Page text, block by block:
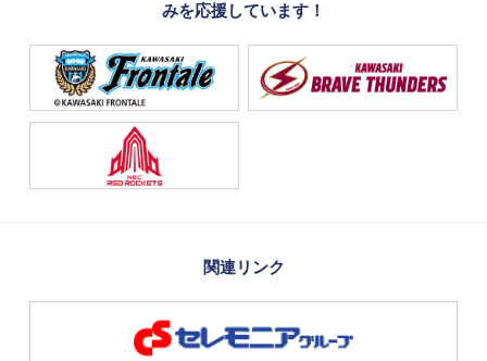
みを応援しています！
関連リンク